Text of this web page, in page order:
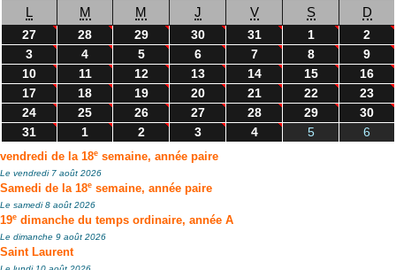
L M M J V S D
27 28 29 30 31 1
2
3
4 5 6 7 8
9
10
11 12 13 14 15
16
17
18 19 20 21 22
23
24
25 26 27 28 29
30
31
1 2 3 4 5 6
vendredi de la 18e semaine, année paire
Le vendredi 7 août 2026
Samedi de la 18e semaine, année paire
Le samedi 8 août 2026
19e dimanche du temps ordinaire, année A
Le dimanche 9 août 2026
Saint Laurent